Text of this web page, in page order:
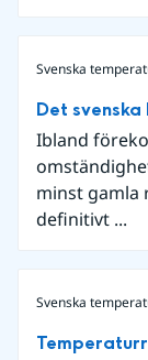
Svenska
Det
Ibland
minst gamla
definitivt ...
Svenska